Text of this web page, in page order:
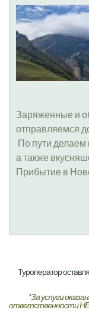
Заряженные и
отправляемся
а также
Прибытие в
Туроператор
*За услуги
ответственности НЕ